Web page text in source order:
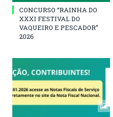
CONCURSO “RAINHA DO
XXXI FESTIVAL DO
VAQUEIRO E PESCADOR”
2026